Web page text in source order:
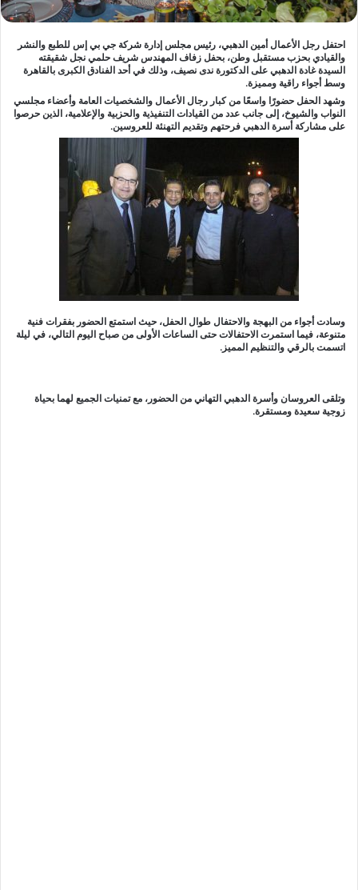
احتفل رجل الأعمال أمين الدهبي، رئيس مجلس إدارة شركة جي بي إس للطبع والنشر
والقيادي بحزب مستقبل وطن، بحفل زفاف المهندس شريف حلمي نجل شقيقته
السيدة غادة الدهبي على الدكتورة ندى نصيف، وذلك في أحد الفنادق الكبرى بالقاهرة
وسط أجواء راقية ومميزة.
وشهد الحفل حضورًا واسعًا من كبار رجال الأعمال والشخصيات العامة وأعضاء مجلسي
النواب والشيوخ، إلى جانب عدد من القيادات التنفيذية والحزبية والإعلامية، الذين حرصوا
على مشاركة أسرة الدهبي فرحتهم وتقديم التهنئة للعروسين.
وسادت أجواء من البهجة والاحتفال طوال الحفل، حيث استمتع الحضور بفقرات فنية
متنوعة، فيما استمرت الاحتفالات حتى الساعات الأولى من صباح اليوم التالي، في ليلة
اتسمت بالرقي والتنظيم المميز.
وتلقى العروسان وأسرة الدهبي التهاني من الحضور، مع تمنيات الجميع لهما بحياة
زوجية سعيدة ومستقرة.